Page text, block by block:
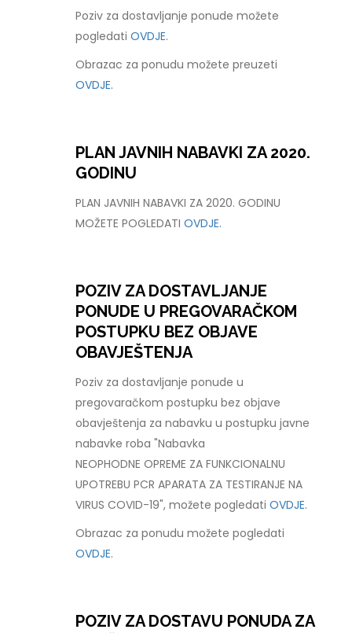
Poziv za dostavljanje ponude možete
pogledatiOVDJE.
Obrazac za ponudu možete preuzeti
OVDJE.
PLAN JAVNIH NABAVKI ZA 2020.
GODINU
PLAN JAVNIH NABAVKI ZA 2020. GODINU
MOŽETE POGLEDATIOVDJE.
POZIV ZA DOSTAVLJANJE
PONUDE U PREGOVARAČKOM
POSTUPKU BEZ OBJAVE
OBAVJEŠTENJA
Poziv za dostavljanje ponude u
pregovaračkom postupku bez objave
obavještenja za nabavku u postupku javne
nabavke roba "Nabavka
NEOPHODNE OPREME ZA FUNKCIONALNU
UPOTREBU PCR APARATA ZA TESTIRANJE NA
VIRUS COVID-19", možete pogledatiOVDJE.
Obrazac za ponudu možete pogledati
OVDJE.
POZIV ZA DOSTAVU PONUDA ZA